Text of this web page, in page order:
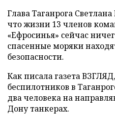
Глава Таганрога
что жизни 13 членов
«Ефросинья» сейчас
спасенные моряки
безопасности.
Как писала газета
беспилотников в
два человека на
Дону танкерах.